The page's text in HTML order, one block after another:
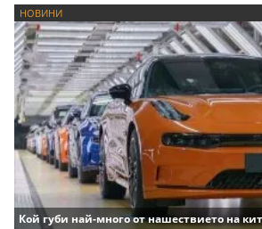
НОВИНИ
Кой губи най-много от нашествието на